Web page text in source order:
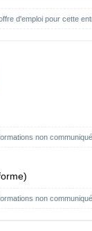
d'emploi pour cette
non
non